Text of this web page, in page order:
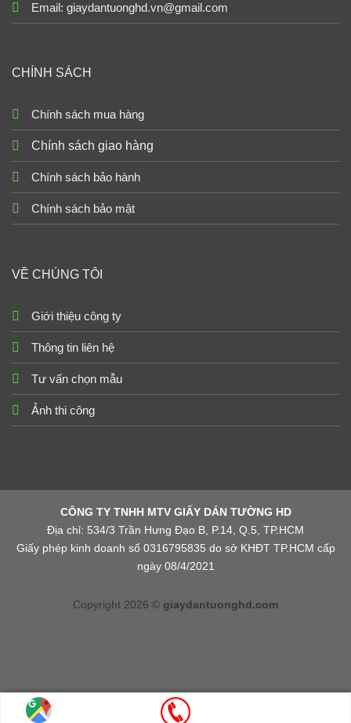
Email: giaydantuonghd.vn@gmail.com
CHÍNH SÁCH
Chính sách mua hàng
Chính sách giao hàng
Chính sách bảo hành
Chính sách bảo mật
VỀ CHÚNG TÔI
Giới thiệu công ty
Thông tin liên hệ
Tư vấn chọn mẫu
Ảnh thi công
CÔNG TY TNHH MTV GIẤY DÁN TƯỜNG HD
Địa chỉ: 534/3 Trần Hưng Đạo B, P.14, Q.5, TP.HCM
Giấy phép kinh doanh số 0316795835 do sở KHĐT TP.HCM cấp
ngày 08/4/2021
Copyright 2026 © giaydantuonghd.com